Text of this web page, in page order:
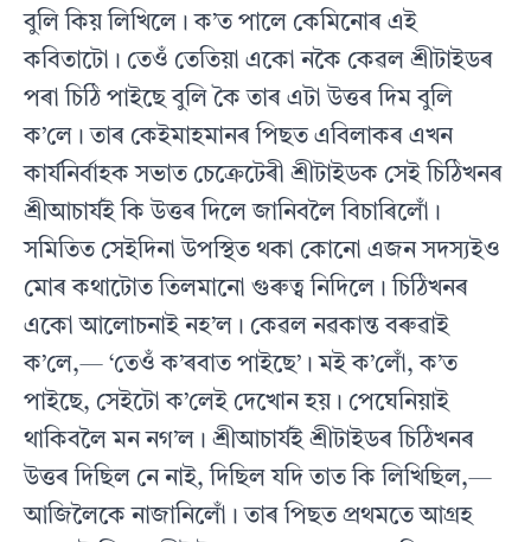
বুলি কিয় লিখিলে। ক’ত পালে কেমিনোৰ এই
কবিতাটো। তেওঁ তেতিয়া একো নকৈ কেৱল শ্ৰীটাইডৰ
পৰা চিঠি পাইছে বুলি কৈ তাৰ এটা উত্তৰ দিম বুলি
ক’লে। তাৰ কেইমাহমানৰ পিছত এবিলাকৰ এখন
কাৰ্যনিৰ্বাহক সভাত চেক্ৰেটেৰী শ্ৰীটাইডক সেই চিঠিখনৰ
শ্ৰীআচাৰ্যই কি উত্তৰ দিলে জানিবলৈ বিচাৰিলোঁ।
সমিতিত সেইদিনা উপস্থিত থকা কোনো এজন সদস্যইও
মোৰ কথাটোত তিলমানো গুৰুত্ব নিদিলে। চিঠিখনৰ
একো আলোচনাই নহ’ল। কেৱল নৱকান্ত বৰুৱাই
ক’লে,— ‘তেওঁ ক’ৰবাত পাইছে’। মই ক’লোঁ, ক’ত
পাইছে, সেইটো ক’লেই দেখোন হয়। পেঘেনিয়াই
থাকিবলৈ মন নগ’ল। শ্ৰীআচাৰ্যই শ্ৰীটাইডৰ চিঠিখনৰ
উত্তৰ দিছিল নে নাই, দিছিল যদি তাত কি লিখিছিল,—
আজিলৈকে নাজানিলোঁ। তাৰ পিছত প্ৰথমতে আগ্ৰহ